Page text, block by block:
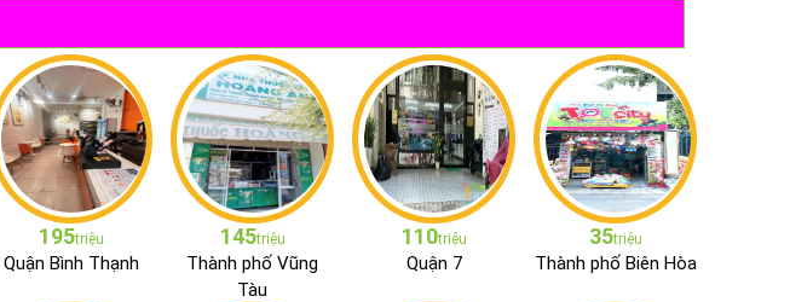
195triệu
Quận Bình Thạnh
145triệu
Thành phố Vũng
Tàu
110triệu
Quận 7
35triệu
Thành phố Biên Hòa